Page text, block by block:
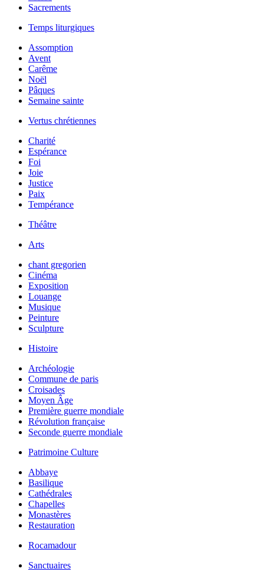
Sacrements
Temps liturgiques
Assomption
Avent
Carême
Noël
Pâques
Semaine sainte
Vertus chrétiennes
Charité
Espérance
Foi
Joie
Justice
Paix
Tempérance
Théâtre
Arts
chant gregorien
Cinéma
Exposition
Louange
Musique
Peinture
Sculpture
Histoire
Archéologie
Commune de paris
Croisades
Moyen Âge
Première guerre mondiale
Révolution française
Seconde guerre mondiale
Patrimoine Culture
Abbaye
Basilique
Cathédrales
Chapelles
Monastères
Restauration
Rocamadour
Sanctuaires